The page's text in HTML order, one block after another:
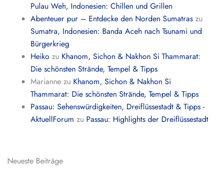
Pulau Weh, Indonesien: Chillen und Grillen
Abenteuer pur – Entdecke den Norden Sumatras zu
Sumatra, Indonesien: Banda Aceh nach Tsunami und
Bürgerkrieg
Heiko zu Khanom, Sichon & Nakhon Si Thammarat:
Die schönsten Strände, Tempel & Tipps
Marianne zu Khanom, Sichon & Nakhon Si
Thammarat: Die schönsten Strände, Tempel & Tipps
Passau: Sehenswürdigkeiten, Dreiflüssestadt & Tipps -
AktuellForum zu Passau: Highlights der Dreiflüssestadt
Neueste Beiträge